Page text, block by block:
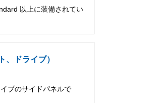
以上に装備されてい
ドライブ）
ブのサイドパネルで